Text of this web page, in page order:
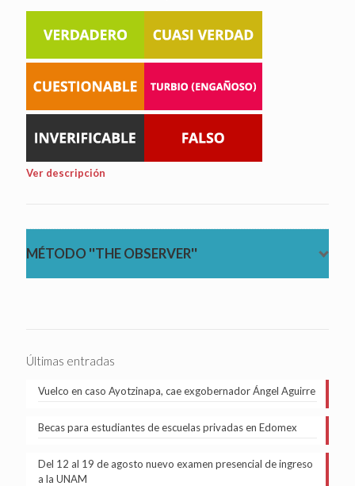
Ver descripción
MÉTODO ''THE OBSERVER''
Últimas entradas
Vuelco en caso Ayotzinapa, cae exgobernador Ángel Aguirre
Becas para estudiantes de escuelas privadas en Edomex
Del 12 al 19 de agosto nuevo examen presencial de ingreso
a la UNAM